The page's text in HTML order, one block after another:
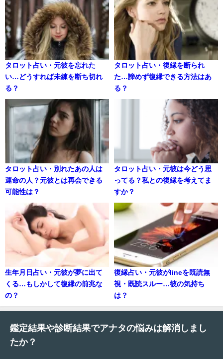
タロット占い・元彼を忘れた
い…どうすれば未練を断ち切れ
る？
タロット占い・復縁を断られ
た…諦めず復縁できる方法はあ
る？
タロット占い・別れたあの人は
運命の人？元彼とは再会できる
可能性は？
タロット占い・元彼は今どう思
ってる？私との復縁を考えてま
すか？
生年月日占い・元彼が夢に出て
くる…もしかして復縁の前兆な
の？
復縁占い・元彼がlineを既読無
視・既読スルー…彼の気持ち
は？
鑑定結果や診断結果でアナタの悩みは解消しまし
たか？